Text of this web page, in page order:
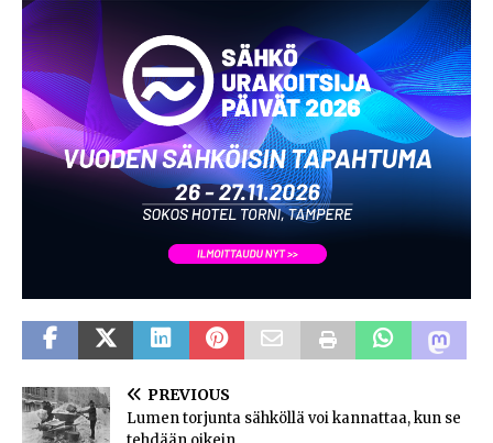
PREVIOUS
Lumen torjunta sähköllä voi kannattaa, kun se